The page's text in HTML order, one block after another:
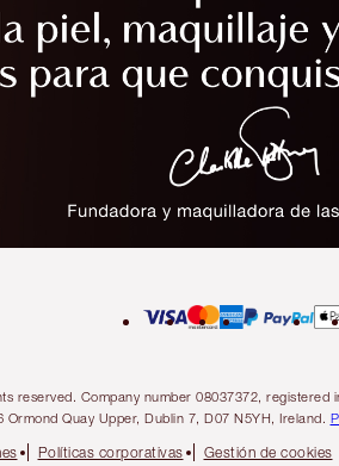
Company number 08037372,
Quay Upper, Dublin 7, D07 N5YH, Ireland.
Políticas corporativas Gestión de cookies